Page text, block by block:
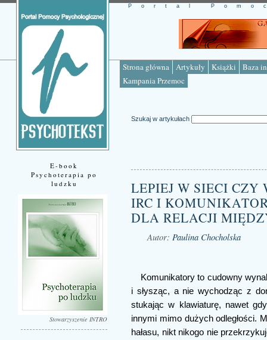
Strona główna Artykuły Książki
Baza
Kampania Przemoc
Portal
E-book
Psychoterapia po
ludzku
Stowarzyszenie INTRO
Szukaj w artykułach
LEPIEJ W SIECI
IRC I
DLA RELACJI
Autor: Paulina Chocholska
Komunikatory to cudowny
i słysząc, a nie wychodząc z
stukając w klawiaturę, nawet
innymi mimo dużych odległości.
hałasu, nikt nikogo nie